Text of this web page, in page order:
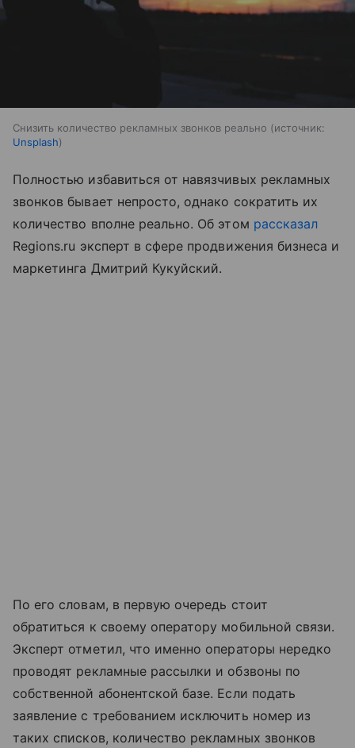
Снизить количество рекламных звонков реально
источник:
Unsplash
Полностью избавиться от навязчивых рекламных
звонков бывает непросто, однако сократить их
количество вполне реально. Об этом рассказал
Regions.ru эксперт в сфере продвижения бизнеса и
маркетинга Дмитрий Кукуйский.
По его словам, в первую очередь стоит
обратиться к своему оператору мобильной связи.
Эксперт отметил, что именно операторы нередко
проводят рекламные рассылки и обзвоны по
собственной абонентской базе. Если подать
заявление с требованием исключить номер из
таких списков, количество рекламных звонков